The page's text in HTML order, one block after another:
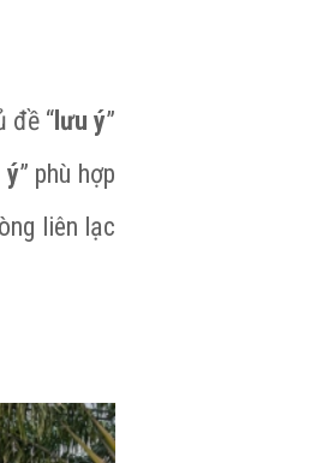
đề “lưu ý”
ý” phù hợp
liên lạc